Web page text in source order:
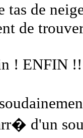
de
de
! ENFIN
d'un